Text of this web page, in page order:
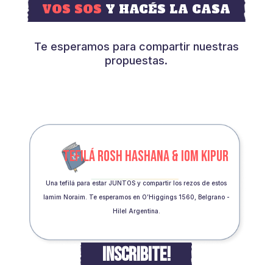
VOS SOS Y HACÉS LA CASA
Te esperamos para compartir nuestras
propuestas.
TEFILÁ ROSH HASHANA & IOM KIPUR
Una tefilá para estar JUNTOS y compartir los rezos de estos
Iamim Noraim. Te esperamos en O’Higgings 1560, Belgrano -
Hilel Argentina.
INSCRIBITE!